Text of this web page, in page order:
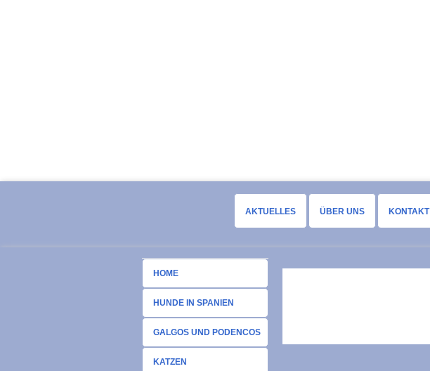
AKTUELLES ÜBER UNS KONTAKT
HOME
HUNDE IN SPANIEN
GALGOS UND PODENCOS
KATZEN